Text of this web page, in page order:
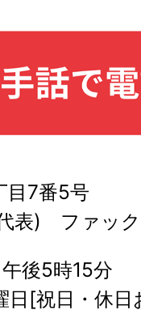
目7番5号
表) ファッ
後5時15分
日[祝日・休